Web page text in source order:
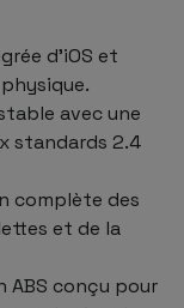
d’iOS et
avec une
standards 2.4
complète des
et de la
ABS conçu pour